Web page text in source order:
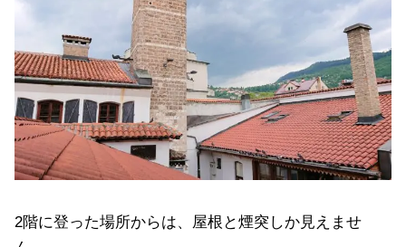
2階に登った場所からは、屋根と煙突しか見えませ